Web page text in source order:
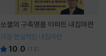
쏘쿨의 구축명품 아파트 내집마련
가장 현실적인 내집마련
10.0 (13)